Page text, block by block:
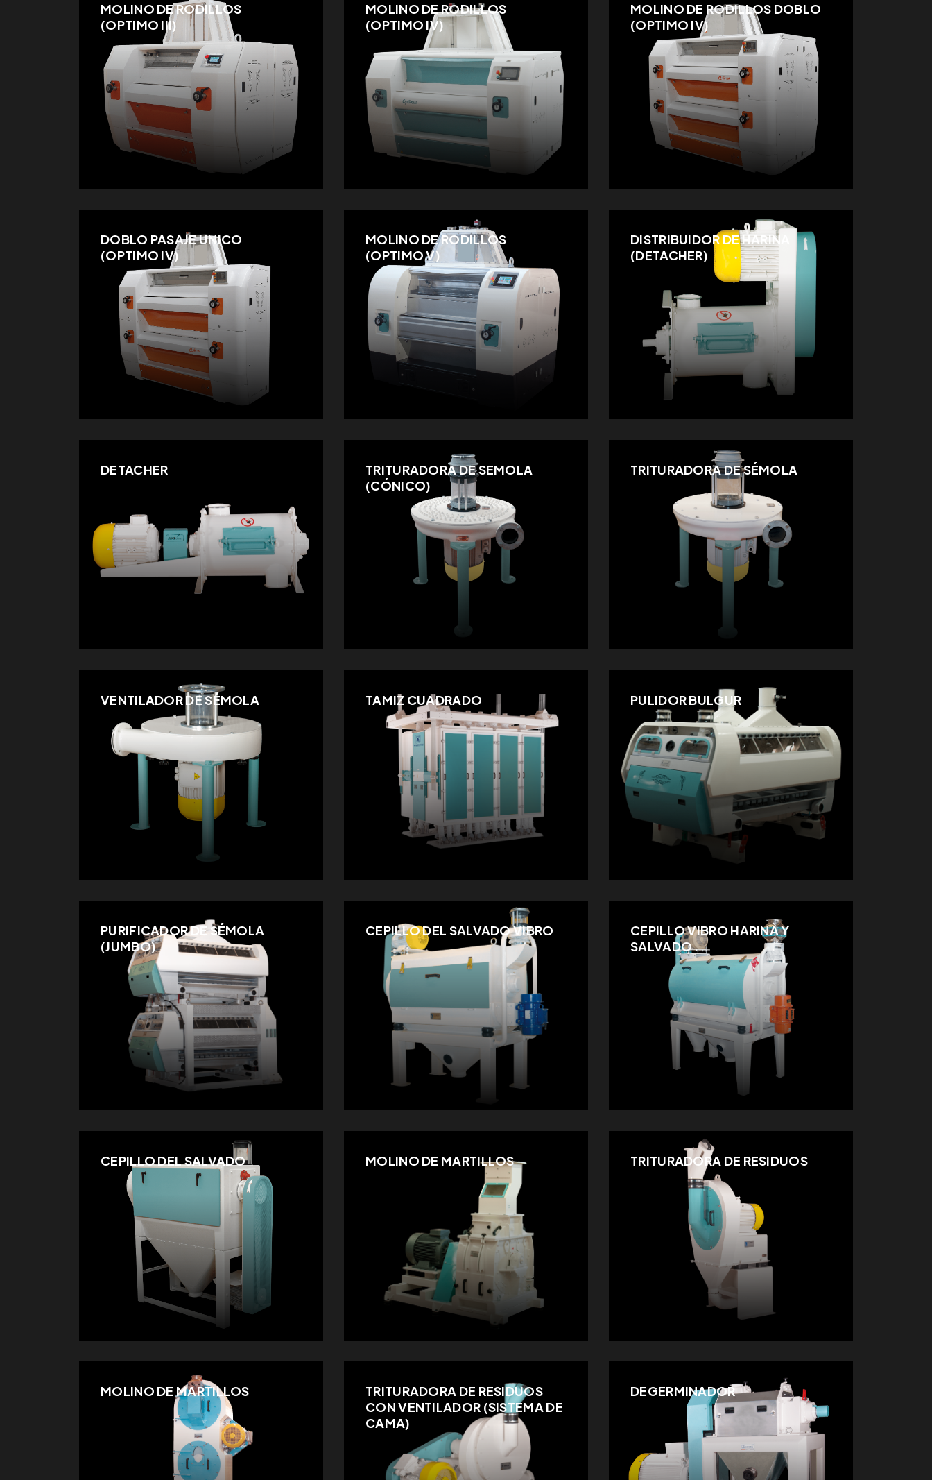
MOLINO DE RODILLOS
(OPTIMO III)
MOLINO DE RODILLOS
(OPTIMO IV)
MOLINO DE RODILLOS DOBLO
(OPTIMO IV)
DOBLO PASAJE UNICO
(OPTIMO IV)
MOLINO DE RODILLOS
(OPTIMO V)
DISTRIBUIDOR DE HARINA
(DETACHER)
DETACHER
TRITURADORA DE SEMOLA
(CÓNICO)
TRITURADORA DE SÉMOLA
VENTILADOR DE SÉMOLA TAMIZ CUADRADO PULIDOR BULGUR
PURIFICADOR DE SÉMOLA
(JUMBO)
CEPILLO DEL SALVADO VIBRO
CEPILLO VIBRO HARINA Y
SALVADO
CEPILLO DEL SALVADO MOLINO DE MARTILLOS TRITURADORA DE RESIDUOS
MOLINO DE MARTILLOS
TRITURADORA DE RESIDUOS
CON VENTILADOR (SISTEMA DE
CAMA)
DEGERMINADOR